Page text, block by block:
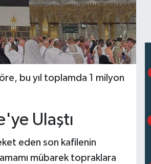
bu yıl toplamda 1 milyon
Ulaştı
eden son kafilenin
mübarek topraklara